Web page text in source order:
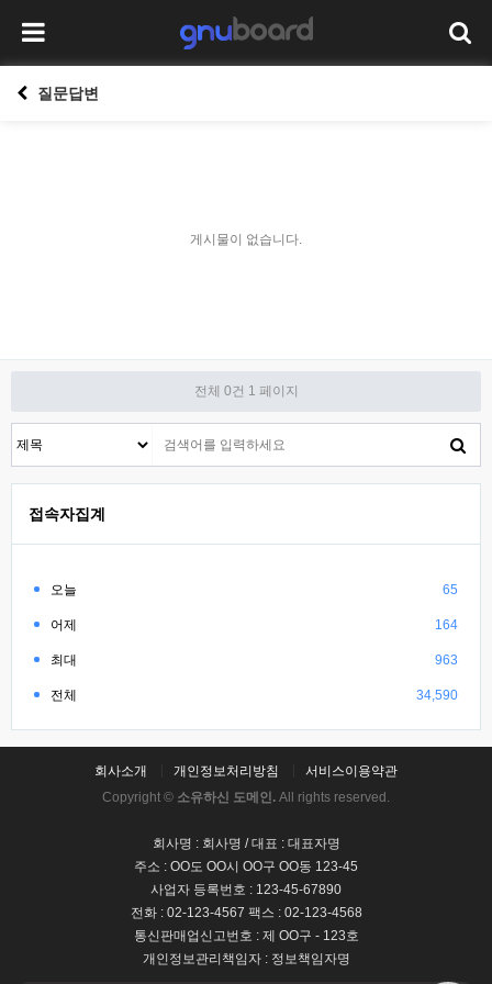
질문답변
게시물이 없습니다.
전체 0건 1 페이지
접속자집계
오늘 65
어제 164
최대 963
전체 34,590
회사소개 개인정보처리방침
서비스이용약관
Copyright © 소유하신 도메인. All rights reserved.
회사명 : 회사명 / 대표 : 대표자명
주소 : OO도 OO시 OO구 OO동 123-45
사업자 등록번호 : 123-45-67890
전화 : 02-123-4567 팩스 : 02-123-4568
통신판매업신고번호 : 제 OO구 - 123호
개인정보관리책임자 : 정보책임자명